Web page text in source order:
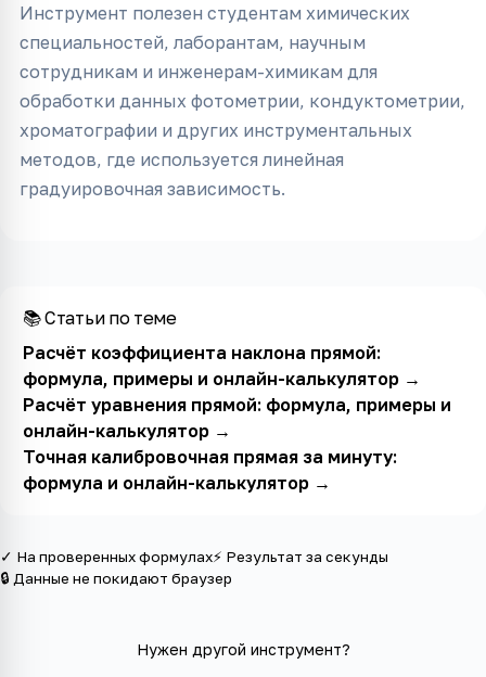
Инструмент полезен студентам химических
специальностей, лаборантам, научным
сотрудникам и инженерам-химикам для
обработки данных фотометрии, кондуктометрии,
хроматографии и других инструментальных
методов, где используется линейная
градуировочная зависимость.
📚 Статьи по теме
Расчёт коэффициента наклона прямой:
формула, примеры и онлайн-калькулятор→
Расчёт уравнения прямой: формула, примеры и
онлайн-калькулятор→
Точная калибровочная прямая за минуту:
формула и онлайн-калькулятор→
✓ На проверенных формулах⚡ Результат за секунды
🔒 Данные не покидают браузер
Нужен другой инструмент?